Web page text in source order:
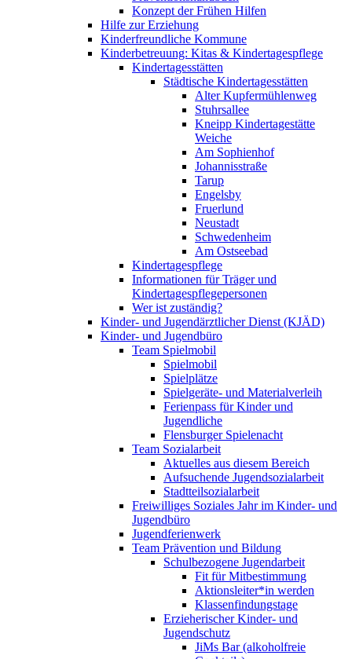
Konzept der Frühen Hilfen
Hilfe zur Erziehung
Kinderfreundliche Kommune
Kinderbetreuung: Kitas & Kindertagespflege
Kindertagesstätten
Städtische Kindertagesstätten
Alter Kupfermühlenweg
Stuhrsallee
Kneipp Kindertagestätte
Weiche
Am Sophienhof
Johannisstraße
Tarup
Engelsby
Fruerlund
Neustadt
Schwedenheim
Am Ostseebad
Kindertagespflege
Informationen für Träger und
Kindertagespflegepersonen
Wer ist zuständig?
Kinder- und Jugendärztlicher Dienst (KJÄD)
Kinder- und Jugendbüro
Team Spielmobil
Spielmobil
Spielplätze
Spielgeräte- und Materialverleih
Ferienpass für Kinder und
Jugendliche
Flensburger Spielenacht
Team Sozialarbeit
Aktuelles aus diesem Bereich
Aufsuchende Jugendsozialarbeit
Stadtteilsozialarbeit
Freiwilliges Soziales Jahr im Kinder- und
Jugendbüro
Jugendferienwerk
Team Prävention und Bildung
Schulbezogene Jugendarbeit
Fit für Mitbestimmung
Aktionsleiter*in werden
Klassenfindungstage
Erzieherischer Kinder- und
Jugendschutz
JiMs Bar (alkoholfreie